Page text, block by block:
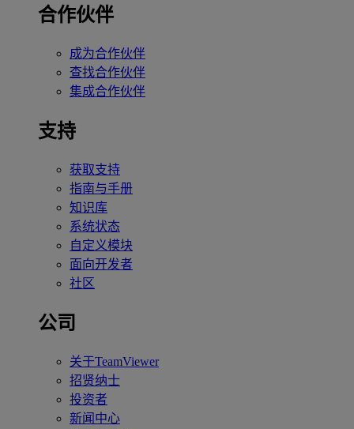
合作伙伴
成为合作伙伴
查找合作伙伴
集成合作伙伴
支持
获取支持
指南与手册
知识库
系统状态
自定义模块
面向开发者
社区
公司
关于TeamViewer
招贤纳士
投资者
新闻中心